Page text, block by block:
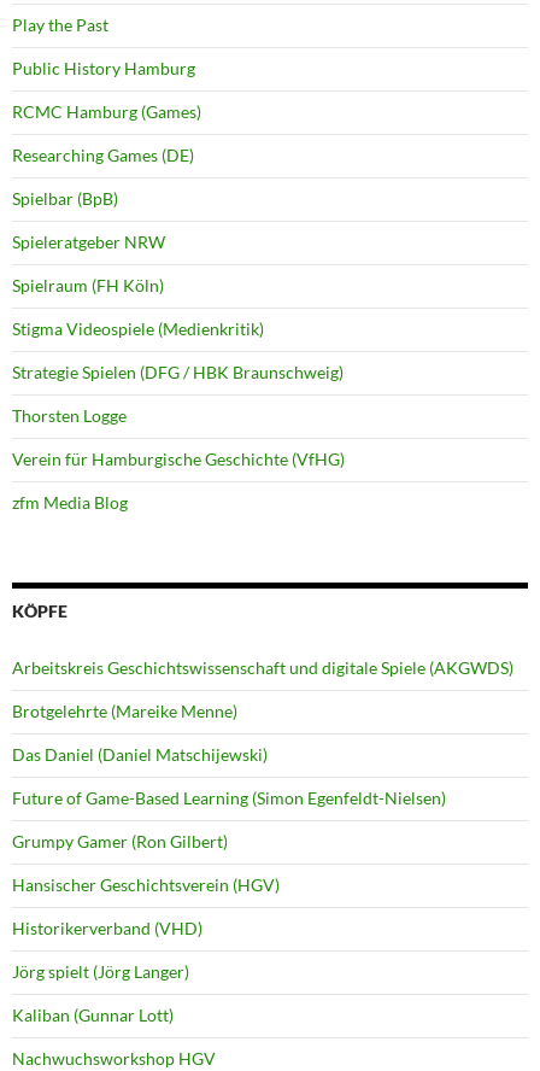
Play the Past
Public History Hamburg
RCMC Hamburg (Games)
Researching Games (DE)
Spielbar (BpB)
Spieleratgeber NRW
Spielraum (FH Köln)
Stigma Videospiele (Medienkritik)
Strategie Spielen (DFG / HBK Braunschweig)
Thorsten Logge
Verein für Hamburgische Geschichte (VfHG)
zfm Media Blog
KÖPFE
Arbeitskreis Geschichtswissenschaft und digitale Spiele (AKGWDS)
Brotgelehrte (Mareike Menne)
Das Daniel (Daniel Matschijewski)
Future of Game-Based Learning (Simon Egenfeldt-Nielsen)
Grumpy Gamer (Ron Gilbert)
Hansischer Geschichtsverein (HGV)
Historikerverband (VHD)
Jörg spielt (Jörg Langer)
Kaliban (Gunnar Lott)
Nachwuchsworkshop HGV